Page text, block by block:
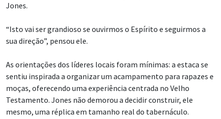
Jones.
“Isto vai ser grandioso se ouvirmos o Espírito e seguirmos a
sua direção”, pensou ele.
As orientações dos líderes locais foram mínimas: a estaca se
sentiu inspirada a organizar um acampamento para rapazes e
moças, oferecendo uma experiência centrada no Velho
Testamento. Jones não demorou a decidir construir, ele
mesmo, uma réplica em tamanho real do tabernáculo.